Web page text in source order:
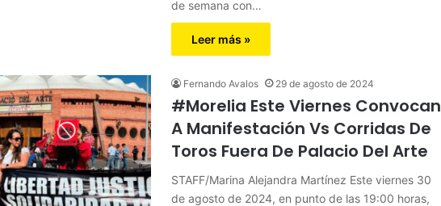
de semana con…
Leer más »
Fernando Avalos 29 de agosto de 2024
#Morelia Este Viernes Convocan
A Manifestación Vs Corridas De
Toros Fuera De Palacio Del Arte
STAFF/Marina Alejandra Martínez Este viernes 30
de agosto de 2024, en punto de las 19:00 horas,